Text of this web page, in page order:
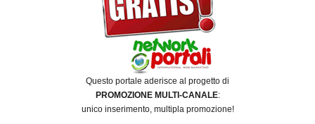
Questo portale aderisce al progetto di
PROMOZIONE MULTI-CANALE:
unico inserimento, multipla promozione!